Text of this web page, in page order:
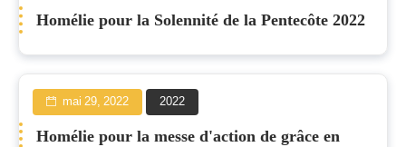
Homélie pour la Solennité de la Pentecôte 2022
mai 29, 2022 2022
Homélie pour la messe d'action de grâce en